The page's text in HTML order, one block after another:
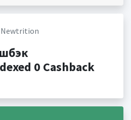
Newtrition
0 Cashback